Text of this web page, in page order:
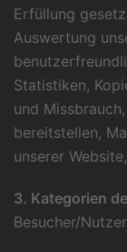
Erfüllung
Auswertung
Statistiken,
und
bereitstellen,
unserer Website,
3. Kategorien
Besucher/